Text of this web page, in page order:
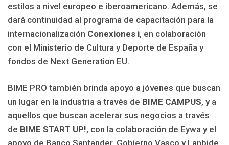
estilos a nivel europeo e iberoamericano. Además, se
dará continuidad al programa de capacitación para la
internacionalización Conexiones i, en colaboración
con el Ministerio de Cultura y Deporte de España y
fondos de Next Generation EU.
BIME PRO también brinda apoyo a jóvenes que buscan
un lugar en la industria a través de BIME CAMPUS, y a
aquellos que buscan acelerar sus negocios a través
de BIME START UP!, con la colaboración de Eywa y el